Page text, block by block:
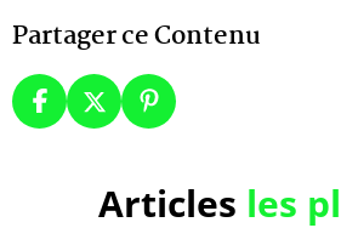
Partager ce Contenu
Articles les